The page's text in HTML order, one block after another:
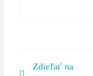
Zdieľať na